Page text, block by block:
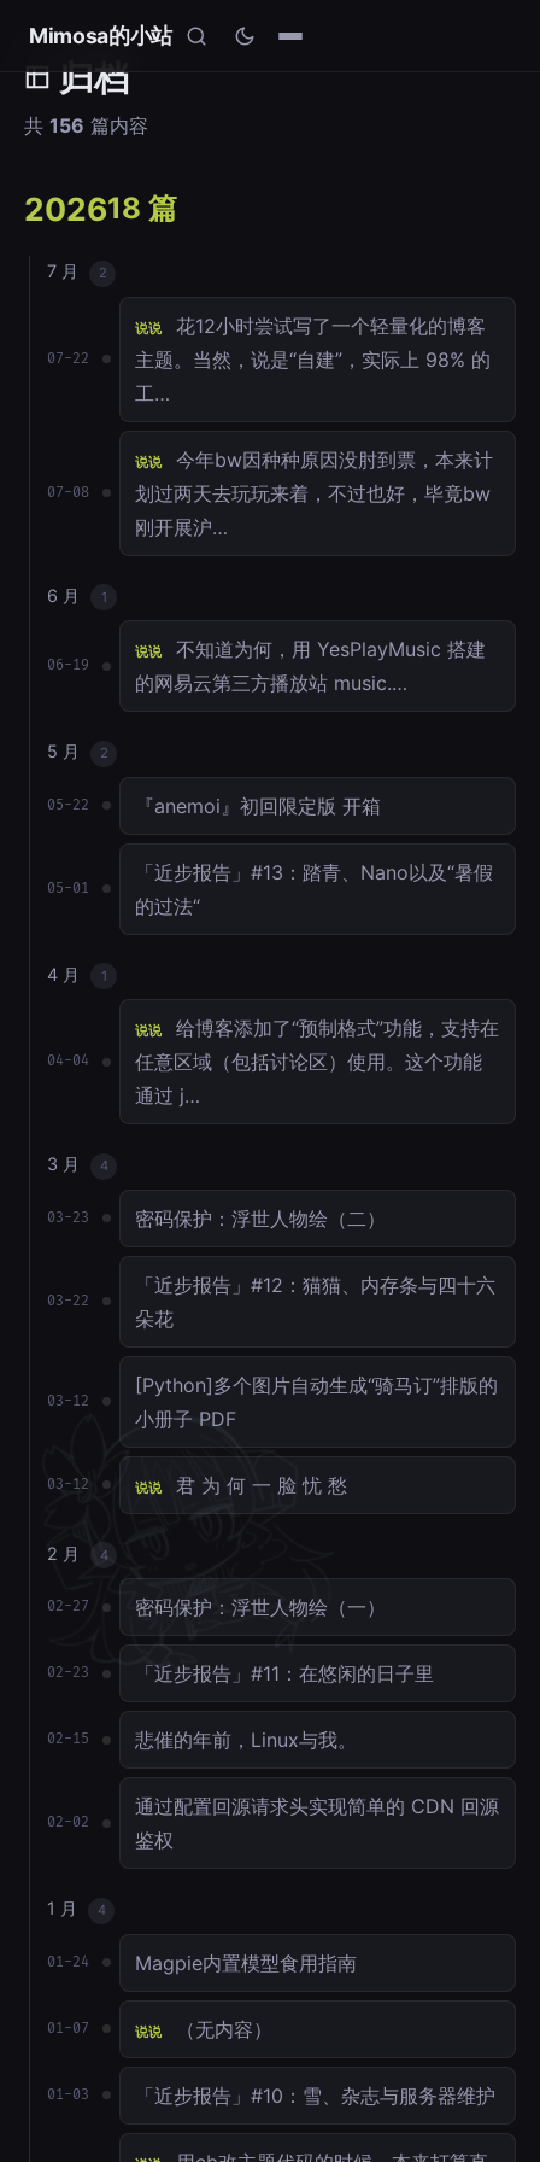
Mimosa的小站
归档
共 156 篇内容
202618 篇
7 月 2
07-22
说说
花12小时尝试写了一个轻量化的博客
主题。当然，说是“自建”，实际上 98% 的
工…
07-08
说说
今年bw因种种原因没肘到票，本来计
划过两天去玩玩来着，不过也好，毕竟bw
刚开展沪…
6 月 1
06-19
说说
不知道为何，用 YesPlayMusic 搭建
的网易云第三方播放站 music.…
5 月 2
05-22 『anemoi』初回限定版 开箱
05-01
「近步报告」#13：踏青、Nano以及“暑假
的过法“
4 月 1
04-04
说说
给博客添加了“预制格式”功能，支持在
任意区域（包括讨论区）使用。这个功能
通过 j…
3 月 4
03-23 密码保护：浮世人物绘（二）
03-22
「近步报告」#12：猫猫、内存条与四十六
朵花
03-12
[Python]多个图片自动生成“骑马订”排版的
小册子 PDF
03-12 说说 君 为 何 一 脸 忧 愁
2 月 4
02-27 密码保护：浮世人物绘（一）
02-23 「近步报告」#11：在悠闲的日子里
02-15 悲催的年前，Linux与我。
02-02
通过配置回源请求头实现简单的 CDN 回源
鉴权
1 月 4
01-24 Magpie内置模型食用指南
01-07 说说 （无内容）
01-03 「近步报告」#10：雪、杂志与服务器维护